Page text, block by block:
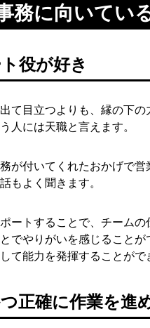
務に向いてい
役が好き
て目立つよりも、縁の下
人には天職と言えます。
が付いてくれたおかげで営
もよく聞きます。
ートすることで、チームの
でやりがいを感じることが
て能力を発揮することがで
正確に作業を進